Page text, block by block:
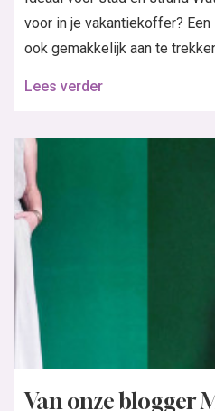
voor in je vakantiekoffer?
ook gemakkelijk aan te
Lees verder
Van onze blogger